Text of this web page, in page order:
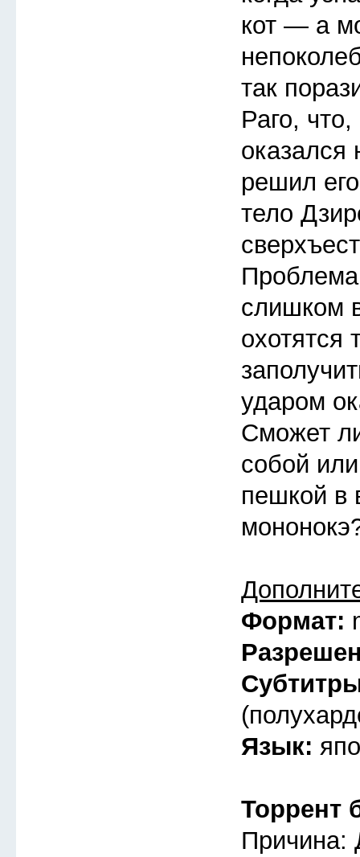
кот — а
так
Раго,
оказался
решил
тело
слишком
охотятся
ударом
Сможет
собой
пешкой в
Формат:
Язык:
Торрент
Причина: